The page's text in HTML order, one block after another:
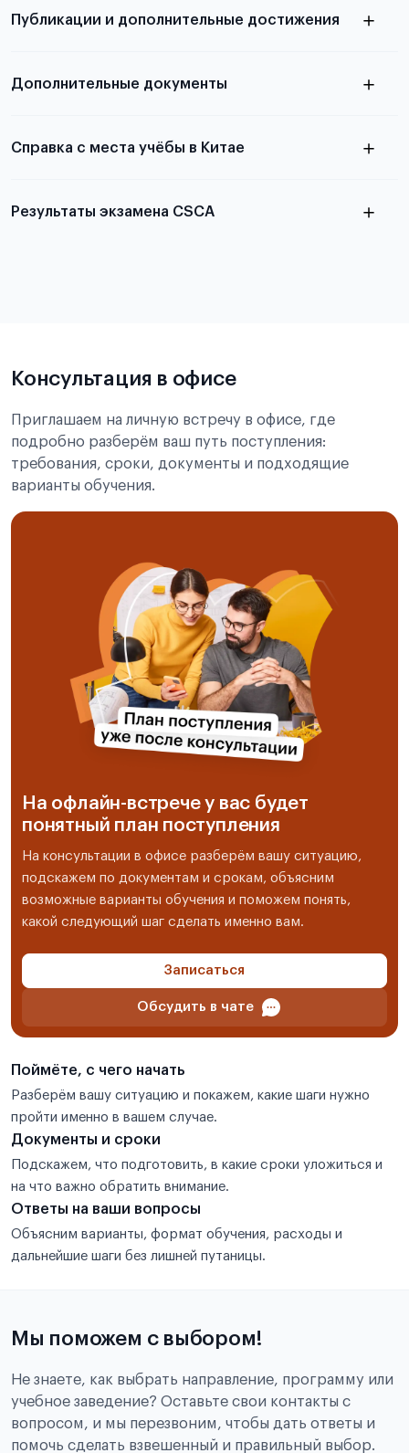
письма
статье
Публикации и дополнительные достижения
Дополнительные документы
Справка с места учёбы в Китае
Результаты экзамена CSCA
Консультация в офисе
Приглашаем на личную встречу в офисе, где
подробно разберём ваш путь поступления:
требования, сроки, документы и подходящие
варианты обучения.
На офлайн-встрече у вас будет
понятный план поступления
На консультации в офисе разберём вашу ситуацию,
подскажем по документам и срокам, объясним
возможные варианты обучения и поможем понять,
какой следующий шаг сделать именно вам.
Записаться
Обсудить в чате
Поймёте, с чего начать
Разберём вашу ситуацию и покажем, какие шаги нужно
пройти именно в вашем случае.
Документы и сроки
Подскажем, что подготовить, в какие сроки уложиться и
на что важно обратить внимание.
Ответы на ваши вопросы
Объясним варианты, формат обучения, расходы и
дальнейшие шаги без лишней путаницы.
Мы поможем с выбором!
Не знаете, как выбрать направление, программу или
учебное заведение? Оставьте свои контакты с
вопросом, и мы перезвоним, чтобы дать ответы и
помочь сделать взвешенный и правильный выбор.